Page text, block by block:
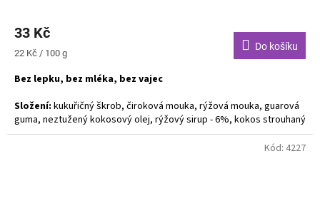
33 Kč
Měrná
22 Kč / 100 g
Do košíku
Bez lepku, bez mléka, bez vajec
Složení: kukuřičný škrob, čiroková mouka, rýžová mouka, guarová
guma, neztužený kokosový olej, rýžový sirup - 6%, kokos strouhaný
- 5%, sušený citronový prášek - 1%, emulgátor - lecitin slunečnicový
Kód: 4227